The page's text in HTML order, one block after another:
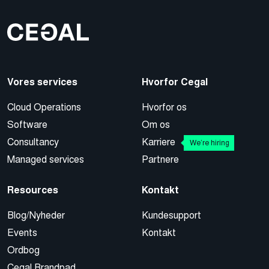
Vores services
Cloud Operations
Software
Consultancy
Managed services
Hvorfor Cegal
Hvorfor os
Om os
Karriere
We’re hiring
Partnere
Resources
Blog/Nyheder
Events
Ordbog
Kontakt
Kundesupport
Kontakt